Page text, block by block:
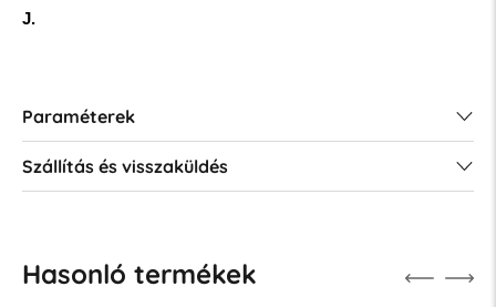
J.
Paraméterek
Szállítás és visszaküldés
Hasonló termékek